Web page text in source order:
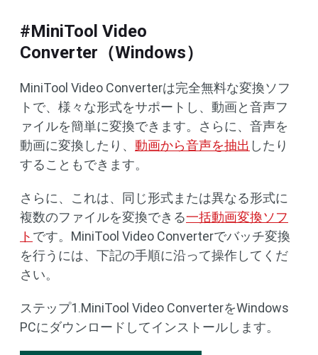
#MiniTool Video
Converter（Windows）
MiniTool Video Converterは完全無料な変換ソフ
トで、様々な形式をサポートし、動画と音声フ
ァイルを簡単に変換できます。さらに、音声を
動画に変換したり、 動画から音声を抽出 したり
することもできます。
さらに、これは、同じ形式または異なる形式に
複数のファイルを変換できる一括動画変換ソフ
ト です。MiniTool Video Converterでバッチ変換
を行うには、下記の手順に沿って操作してくだ
さい。
ステップ1.MiniTool Video ConverterをWindows
PCにダウンロードしてインストールします。